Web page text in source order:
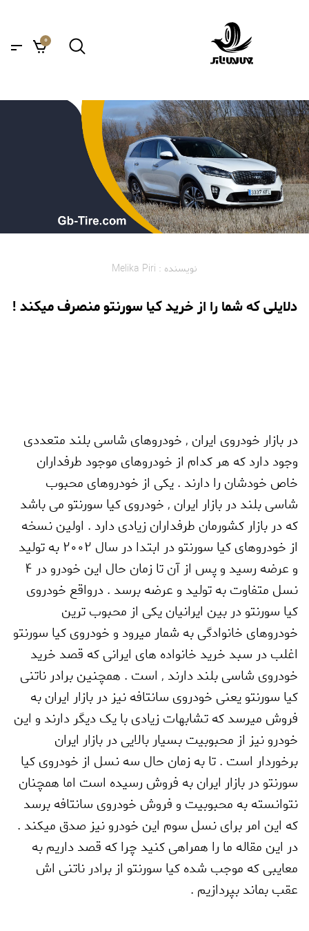
0
نویسنده : Melika Piri
دلایلی که شما را از خرید کیا سورنتو منصرف میکند !
در بازار خودروی ایران ,خودروهای شاسی بلند متعددی
وجود دارد که هر کدام از خودروهای موجود طرفداران
خاص خودشان را دارند . یکی از خودروهای محبوب
شاسی بلند در بازار ایران ,خودروی کیا سورنتو می باشد
که در بازار کشورمان طرفداران زیادی دارد . اولین نسخه
از خودروهای کیا سورنتو در ابتدا در سال 2002 به تولید
و عرضه رسید و پس از آن تا زمان حال این خودرو در 4
نسل متفاوت به تولید و عرضه برسد . درواقع خودروی
کیا سورنتو در بین ایرانیان یکی از محبوب ترین
خودروهای خانوادگی به شمار میرود و خودروی کیا سورنتو
اغلب در سبد خرید خانواده های ایرانی که قصد خرید
خودروی شاسی بلند دارند , است . همچنین برادر ناتنی
کیا سورنتو یعنی خودروی سانتافه نیز در بازار ایران به
فروش میرسد که تشابهات زیادی با یک دیگر دارند و این
خودرو نیز از محبوبیت بسیار بالایی در بازار ایران
برخوردار است . تا به زمان حال سه نسل از خودروی کیا
سورنتو در بازار ایران به فروش رسیده است اما همچنان
نتوانسته به محبوبیت و فروش خودروی سانتافه برسد
که این امر برای نسل سوم این خودرو نیز صدق میکند .
در این مقاله ما را همراهی کنید چرا که قصد داریم به
معایبی که موجب شده کیا سورنتو از برادر ناتنی اش
عقب بماند بپردازیم .